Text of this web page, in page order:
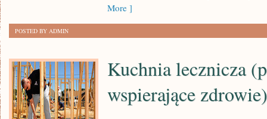
More ]
POSTED BY ADMIN
Kuchnia lecznicza
wspierające zdrowie)